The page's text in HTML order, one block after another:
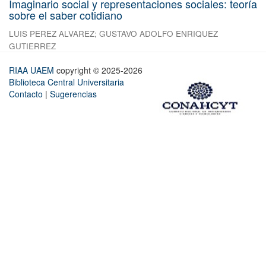
Imaginario social y representaciones sociales: teoría
sobre el saber cotidiano
LUIS PEREZ ALVAREZ; GUSTAVO ADOLFO ENRIQUEZ
GUTIERREZ
RIAA UAEM copyright © 2025-2026
Biblioteca Central Universitaria
Contacto | Sugerencias